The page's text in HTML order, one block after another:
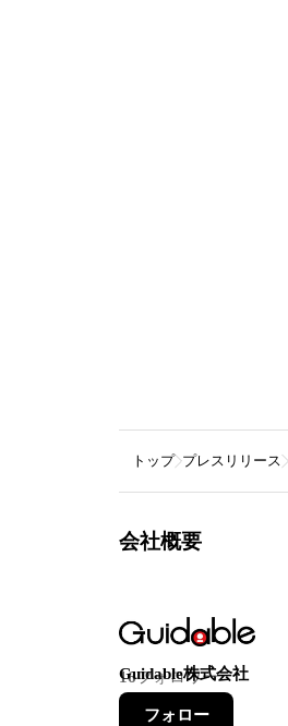
トップ プレスリリース
会社概要
Guidable株式会社
16フォロワー
フォロー